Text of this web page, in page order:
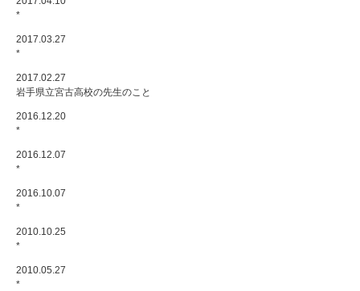
*
2017.03.27
*
2017.02.27
岩手県立宮古高校の先生のこと
2016.12.20
*
2016.12.07
*
2016.10.07
*
2010.10.25
*
2010.05.27
*